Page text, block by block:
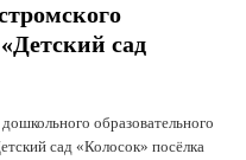
сад
образовательного
сад «Колосок» посёлка